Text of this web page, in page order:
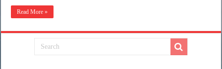
1080P]
the
Grass
(2019)
Read More »